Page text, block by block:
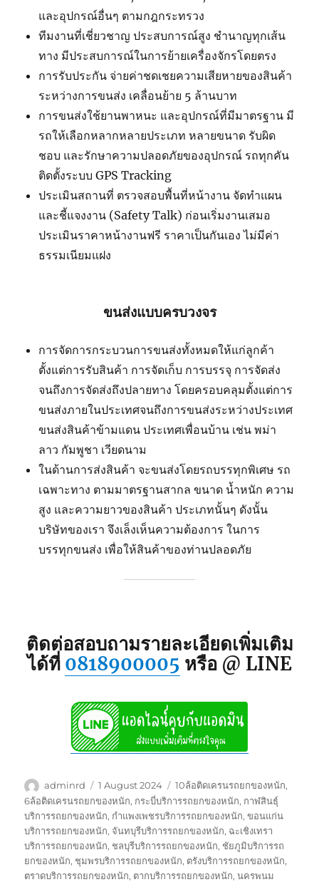
และอุปกรณ์อื่นๆ ตามกฎกระทรวง
ทีมงานที่เชี่ยวชาญ ประสบการณ์สูง ชำนาญทุกเส้น
ทาง มีประสบการณ์ในการย้ายเครื่องจักรโดยตรง
การรับประกัน จ่ายค่าชดเชยความเสียหายของสินค้า
ระหว่างการขนส่ง เคลื่อนย้าย 5 ล้านบาท
การขนส่งใช้ยานพาหนะ และอุปกรณ์ที่มีมาตรฐาน มี
รถให้เลือกหลากหลายประเภท หลายขนาด รับผิด
ชอบ และรักษาความปลอดภัยของอุปกรณ์ รถทุกคัน
ติดตั้งระบบ GPS Tracking
ประเมินสถานที่ ตรวจสอบพื้นที่หน้างาน จัดทำแผน
และชี้แจงงาน (Safety Talk) ก่อนเริ่มงานเสมอ
ประเมินราคาหน้างานฟรี ราคาเป็นกันเอง ไม่มีค่า
ธรรมเนียมแฝง
ขนส่งแบบครบวงจร
การจัดการกระบวนการขนส่งทั้งหมดให้แก่ลูกค้า
ตั้งแต่การรับสินค้า การจัดเก็บ การบรรจุ การจัดส่ง
จนถึงการจัดส่งถึงปลายทาง โดยครอบคลุมตั้งแต่การ
ขนส่งภายในประเทศจนถึงการขนส่งระหว่างประเทศ
ขนส่งสินค้าข้ามแดน ประเทศเพื่อนบ้าน เช่น พม่า
ลาว กัมพูชา เวียดนาม
ในด้านการส่งสินค้า จะขนส่งโดยรถบรรทุกพิเศษ รถ
เฉพาะทาง ตามมาตรฐานสากล ขนาด น้ำหนัก ความ
สูง และความยาวของสินค้า ประเภทนั้นๆ ดังนั้น
บริษัทของเรา จึงเล็งเห็นความต้องการ ในการ
บรรทุกขนส่ง เพื่อให้สินค้าของท่านปลอดภัย
ติดต่อสอบถามรายละเอียดเพิ่มเติม
ได้ที่ 0818900005 หรือ @ LINE
Author
adminrd
Posted
on
1 August 2024 Tags
10ล้อติดเครนรถยกของหนัก,
6ล้อติดเครนรถยกของหนัก, กระบี่บริการรถยกของหนัก, กาฬสินธุ์
บริการรถยกของหนัก, กำแพงเพชรบริการรถยกของหนัก,ขอนแก่น
บริการรถยกของหนัก, จันทบุรีบริการรถยกของหนัก, ฉะเชิงเทรา
บริการรถยกของหนัก, ชลบุรีบริการรถยกของหนัก, ชัยภูมิบริการรถ
ยกของหนัก, ชุมพรบริการรถยกของหนัก, ตรังบริการรถยกของหนัก,
ตราดบริการรถยกของหนัก, ตากบริการรถยกของหนัก,นครพนม